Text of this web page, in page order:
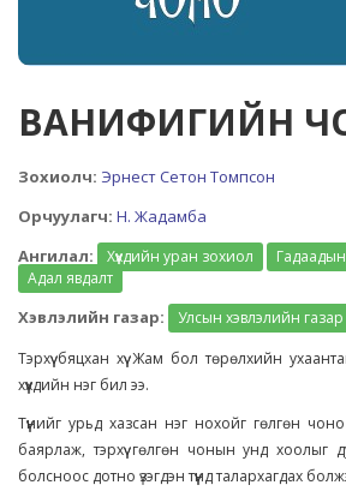
ВАНИФИГИЙН
Зохиолч: Эрнест Сетон Томпсон
Орчуулагч: Н. Жадамба
Ангилал:
Хүүхдийн уран зохиол
Адал явдалт
Хэвлэлийн газар:
Улсын хэвлэлийн газар
Тэрхүү бяцхан хүү Жам бол төрөлхийн
хүүхдийн нэг бил ээ.
Түүнийг урьд хазсан нэг нохойг гөлгөн
баярлаж, тэрхүү гөлгөн чонын унд хоолыг
болсноос дотно үзэгдэн түүнд талархагдах